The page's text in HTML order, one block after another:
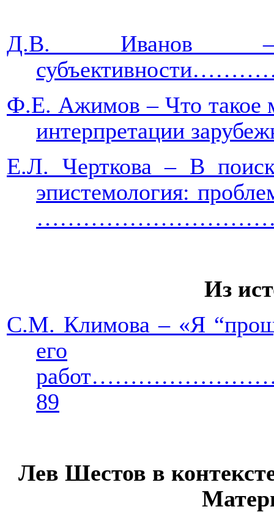
Д.В. Иванов –
Ф.Е. Ажимов – Что такое
интерпретации
Е.Л. Черткова – В
эпистемология:
Из
С.М. Климова – «Я
его
89
Лев Шестов в